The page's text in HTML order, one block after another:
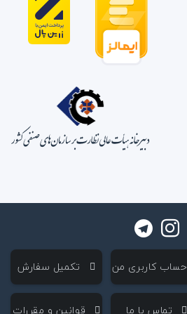
‌ حساب کاربری من ‌ تکمیل سفارش
‌ تماس با ما ‌ قوانین و مقررات